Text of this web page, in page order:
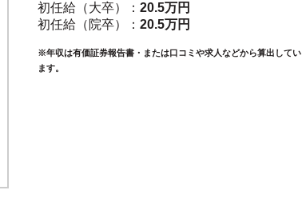
初任給（大卒）： 20.5万円
初任給（院卒）： 20.5万円
※年収は有価証券報告書・または口コミや求人などから算出してい
ます。